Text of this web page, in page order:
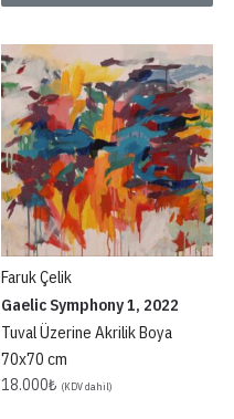
Faruk Çelik
Gaelic Symphony 1, 2022
Tuval Üzerine Akrilik Boya
70x70 cm
18.000₺ (KDV dahil)